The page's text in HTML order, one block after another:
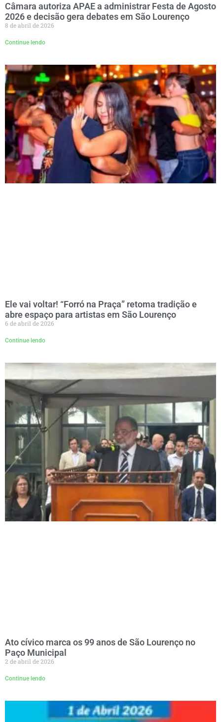
Câmara autoriza APAE a administrar Festa de Agosto
2026 e decisão gera debates em São Lourenço
8 de abril de 2026
Continue lendo
Ele vai voltar! “Forró na Praça” retoma tradição e
abre espaço para artistas em São Lourenço
6 de abril de 2026
Continue lendo
Ato cívico marca os 99 anos de São Lourenço no
Paço Municipal
2 de abril de 2026
Continue lendo